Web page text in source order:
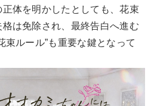
体を明かしたとしても、花束
は免除され、最終告白へ進む
束ルール”も重要な鍵となって